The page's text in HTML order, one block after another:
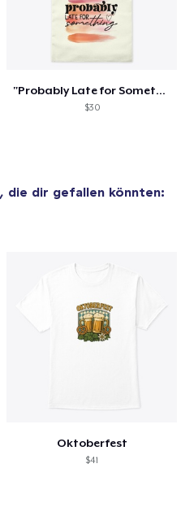
"Probably Late for Something" Merch
$30
, die dir gefallen könnten:
Oktoberfest
$41